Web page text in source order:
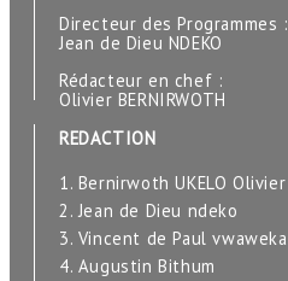
Directeur des Programmes :
Jean de Dieu NDEKO
Rédacteur en chef :
Olivier BERNIRWOTH
REDACTION
1. Bernirwoth UKELO Olivier
2. Jean de Dieu ndeko
3. Vincent de Paul vwaweka
4. Augustin Bithum